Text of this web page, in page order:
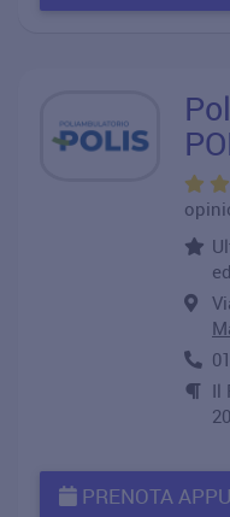
Il
PRENOTA